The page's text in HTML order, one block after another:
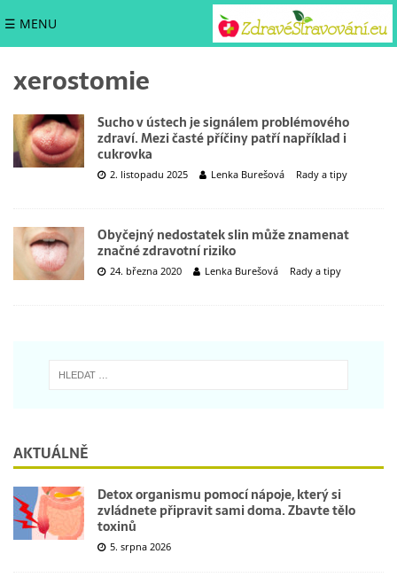
☰ MENU
xerostomie
Sucho v ústech je signálem problémového
zdraví. Mezi časté příčiny patří například i
cukrovka
2. listopadu 2025 Lenka Burešová Rady a tipy
Obyčejný nedostatek slin může znamenat
značné zdravotní riziko
24. března 2020 Lenka Burešová Rady a tipy
AKTUÁLNĚ
Detox organismu pomocí nápoje, který si
zvládnete připravit sami doma. Zbavte tělo
toxinů
5. srpna 2026